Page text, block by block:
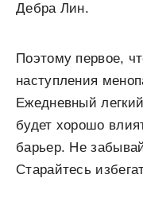
Дебра Лин.
Поэтому первое,
наступления
Ежедневный
будет хорошо
барьер. Не
Старайтесь